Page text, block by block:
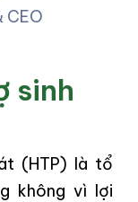
CEO
sinh
(HTP) là tổ
không vì lợi